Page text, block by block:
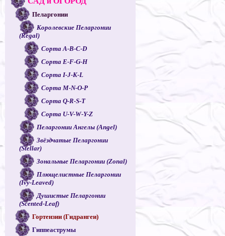
Пеларгонии
Королевские Пеларгонии
(Regal)
Сорта A-B-C-D
Сорта E-F-G-H
Сорта I-J-K-L
Сорта M-N-O-P
Сорта Q-R-S-T
Сорта U-V-W-Y-Z
Пеларгонии Ангелы (Angel)
Звёздчатые Пеларгонии
(Stellar)
Зональные Пеларгонии (Zonal)
Плющелистные Пеларгонии
(Ivy-Leaved)
Душистые Пеларгонии
(Scented-Leaf)
Гортензии (Гидрангеи)
Гиппеаструмы